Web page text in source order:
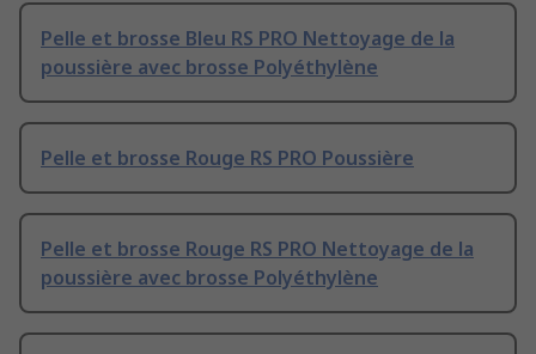
Pelle et brosse Bleu RS PRO Nettoyage de la
poussière avec brosse Polyéthylène
Pelle et brosse Rouge RS PRO Poussière
Pelle et brosse Rouge RS PRO Nettoyage de la
poussière avec brosse Polyéthylène